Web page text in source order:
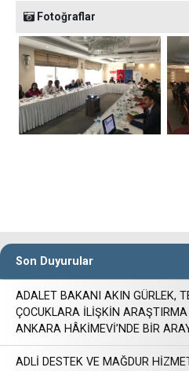
Fotoğraflar
Son Duyurular
ADALET BAKANI AKIN GÜRLEK,
ÇOCUKLARA İLİŞKİN
ANKARA HÂKİMEVİ’NDE BİR
ADLİ DESTEK VE MAĞDUR